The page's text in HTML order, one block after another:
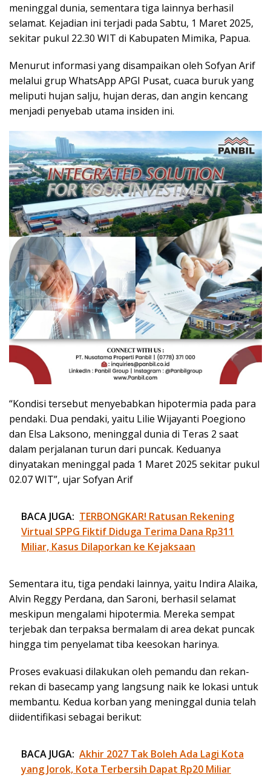
meninggal dunia, sementara tiga lainnya berhasil
selamat. Kejadian ini terjadi pada Sabtu, 1 Maret 2025,
sekitar pukul 22.30 WIT di Kabupaten Mimika, Papua.
Menurut informasi yang disampaikan oleh Sofyan Arif
melalui grup WhatsApp APGI Pusat, cuaca buruk yang
meliputi hujan salju, hujan deras, dan angin kencang
menjadi penyebab utama insiden ini.
“Kondisi tersebut menyebabkan hipotermia pada para
pendaki. Dua pendaki, yaitu Lilie Wijayanti Poegiono
dan Elsa Laksono, meninggal dunia di Teras 2 saat
dalam perjalanan turun dari puncak. Keduanya
dinyatakan meninggal pada 1 Maret 2025 sekitar pukul
02.07 WIT”, ujar Sofyan Arif
BACA JUGA: TERBONGKAR! Ratusan Rekening
Virtual SPPG Fiktif Diduga Terima Dana Rp311
Miliar, Kasus Dilaporkan ke Kejaksaan
Sementara itu, tiga pendaki lainnya, yaitu Indira Alaika,
Alvin Reggy Perdana, dan Saroni, berhasil selamat
meskipun mengalami hipotermia. Mereka sempat
terjebak dan terpaksa bermalam di area dekat puncak
hingga tim penyelamat tiba keesokan harinya.
Proses evakuasi dilakukan oleh pemandu dan rekan-
rekan di basecamp yang langsung naik ke lokasi untuk
membantu. Kedua korban yang meninggal dunia telah
diidentifikasi sebagai berikut:
BACA JUGA: Akhir 2027 Tak Boleh Ada Lagi Kota
yang Jorok, Kota Terbersih Dapat Rp20 Miliar